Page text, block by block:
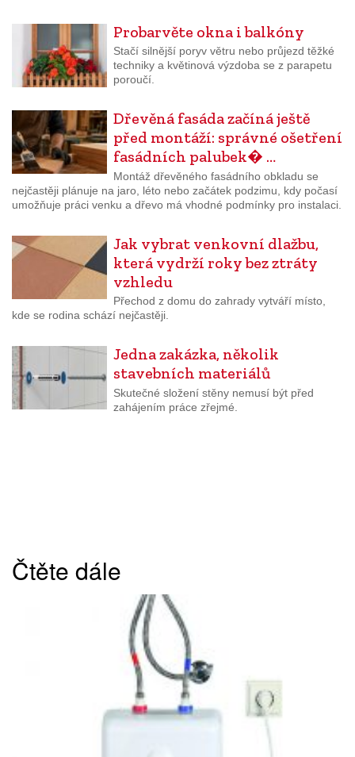
Probarvěte okna i balkóny
Stačí silnější poryv větru nebo průjezd těžké
techniky a květinová výzdoba se z parapetu
poroučí.
Dřevěná fasáda začíná ještě
před montáží: správné ošetření
fasádních palubek� …
Montáž dřevěného fasádního obkladu se
nejčastěji plánuje na jaro, léto nebo začátek podzimu, kdy počasí
umožňuje práci venku a dřevo má vhodné podmínky pro instalaci.
Jak vybrat venkovní dlažbu,
která vydrží roky bez ztráty
vzhledu
Přechod z domu do zahrady vytváří místo,
kde se rodina schází nejčastěji.
Jedna zakázka, několik
stavebních materiálů
Skutečné složení stěny nemusí být před
zahájením práce zřejmé.
Čtěte dále